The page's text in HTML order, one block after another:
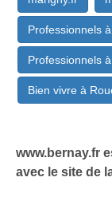
Professionnels
Professionnels
Bien vivre à
www.bernay.fr
avec le site de